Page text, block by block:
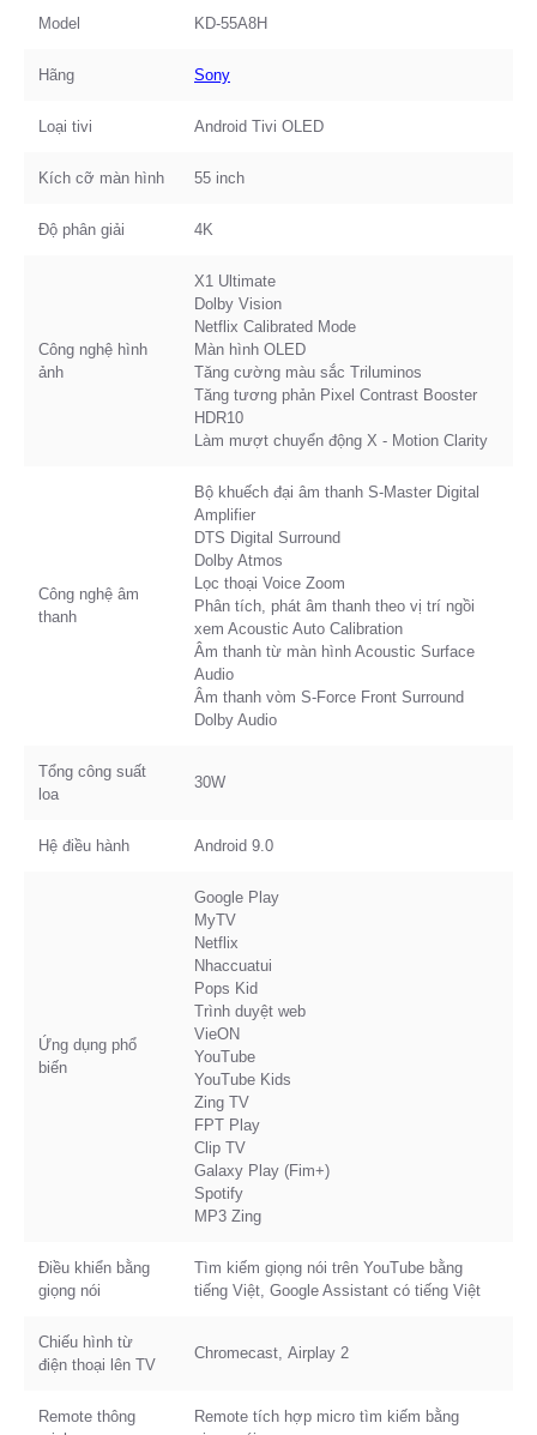
Model KD-55A8H
Hãng Sony
Loại tivi Android Tivi OLED
Kích cỡ màn hình 55 inch
Độ phân giải 4K
Công nghệ hình
ảnh
X1 Ultimate
Dolby Vision
Netflix Calibrated Mode
Màn hình OLED
Tăng cường màu sắc Triluminos
Tăng tương phản Pixel Contrast Booster
HDR10
Làm mượt chuyển động X - Motion Clarity
Công nghệ âm
thanh
Bộ khuếch đại âm thanh S-Master Digital
Amplifier
DTS Digital Surround
Dolby Atmos
Lọc thoại Voice Zoom
Phân tích, phát âm thanh theo vị trí ngồi
xem Acoustic Auto Calibration
Âm thanh từ màn hình Acoustic Surface
Audio
Âm thanh vòm S-Force Front Surround
Dolby Audio
Tổng công suất
loa
30W
Hệ điều hành Android 9.0
Ứng dụng phổ
biến
Google Play
MyTV
Netflix
Nhaccuatui
Pops Kid
Trình duyệt web
VieON
YouTube
YouTube Kids
Zing TV
FPT Play
Clip TV
Galaxy Play (Fim+)
Spotify
MP3 Zing
Điều khiển bằng
giọng nói
Tìm kiếm giọng nói trên YouTube bằng
tiếng Việt, Google Assistant có tiếng Việt
Chiếu hình từ
điện thoại lên TV
Chromecast, Airplay 2
Remote thông
Remote tích hợp micro tìm kiếm bằng